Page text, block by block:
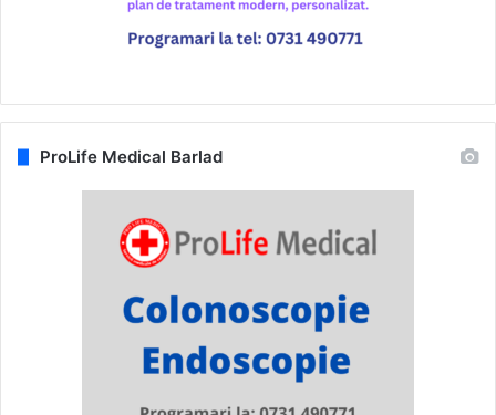
ProLife Medical Barlad